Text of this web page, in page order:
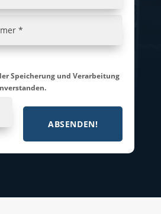
Speicherung und Verarbeitung
ABSENDEN!